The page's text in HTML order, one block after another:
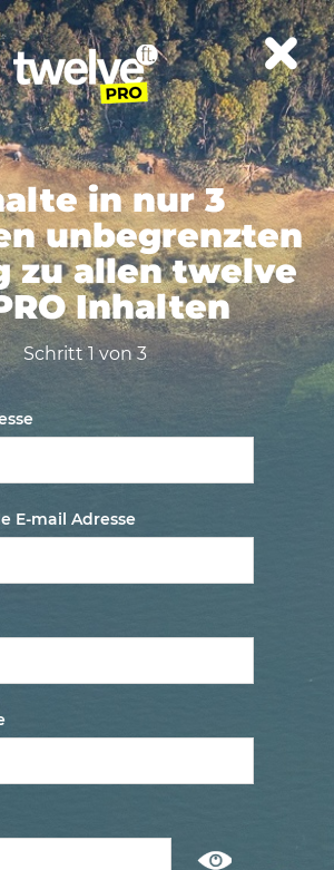
in nur 3
unbegrenzten
zu allen twelve
Inhalten
Schritt 1 von 3
E-mail Adresse